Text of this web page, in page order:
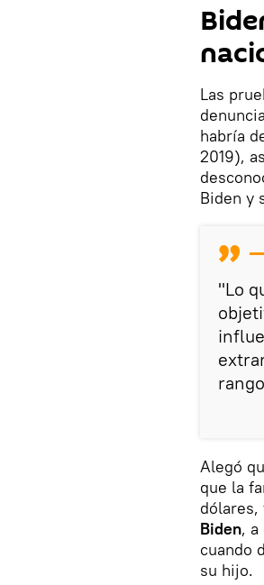
Las
habría
2019),
Biden y
"Lo
Alegó
que la
Biden,
cuando
su hijo.